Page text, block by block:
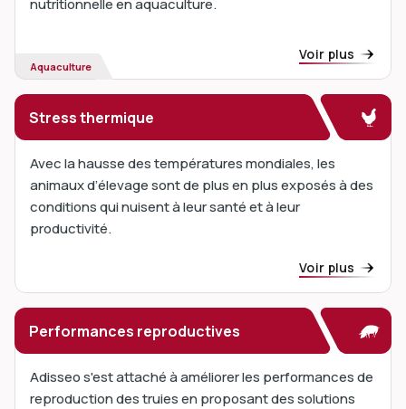
nutritionnelle en aquaculture.
Voir plus
Aquaculture
Stress thermique
Avec la hausse des températures mondiales, les
animaux d’élevage sont de plus en plus exposés à des
conditions qui nuisent à leur santé et à leur
productivité.
Voir plus
Performances reproductives
Adisseo s'est attaché à améliorer les performances de
reproduction des truies en proposant des solutions